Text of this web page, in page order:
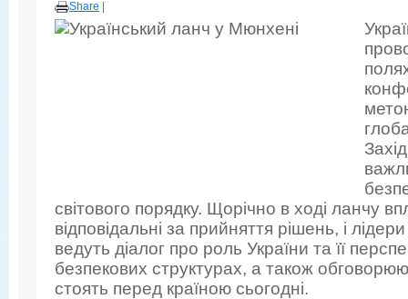
Share
світового порядку. Щорічно в ході ланчу
відповідальні за прийняття рішень, і
ведуть діалог про роль України та її
безпекових структурах, а також
стоять перед країною сьогодні.